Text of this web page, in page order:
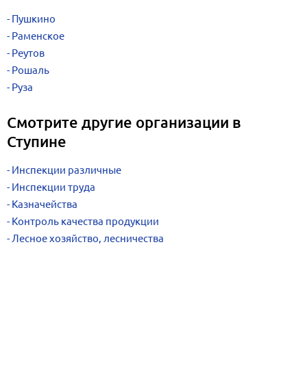
Пушкино
Раменское
Реутов
Рошаль
Руза
Смотрите другие организации в
Ступине
Инспекции различные
Инспекции труда
Казначейства
Контроль качества продукции
Лесное хозяйство, лесничества